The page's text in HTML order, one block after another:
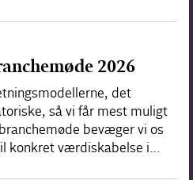
2026
det
så vi får mest muligt
bevæger vi os
konkret værdiskabelse i…